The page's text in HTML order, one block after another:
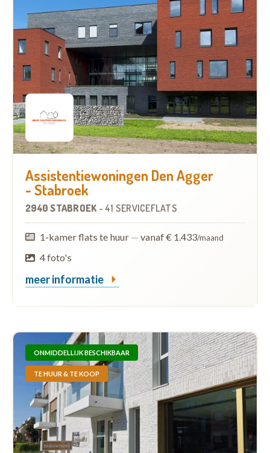
Assistentiewoningen Den Agger
- Stabroek
2940 STABROEK - 41 SERVICEFLATS
1-kamer flats te huur — vanaf € 1.433/maand
4 foto's
meer informatie
ONMIDDELLIJK BESCHIKBAAR
TE HUUR & TE KOOP